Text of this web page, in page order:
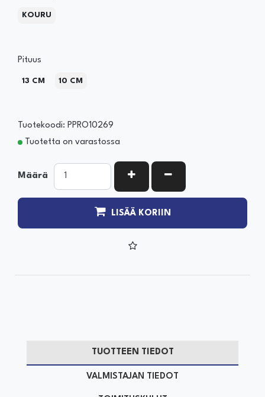
KOURU
Pituus
13 CM 10 CM
Tuotekoodi: PPRO10269
Tuotetta on varastossa
Määrä KASVATA MÄÄRÄÄ
VÄHENNÄ MÄÄRÄÄ
LISÄÄ KORIIN
TUOTTEEN TIEDOT
VALMISTAJAN TIEDOT